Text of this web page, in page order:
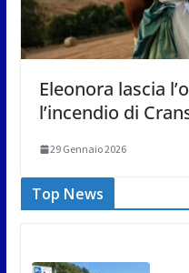
Eleonora lascia
l’incendio di
29 Gennaio 2026
Top News